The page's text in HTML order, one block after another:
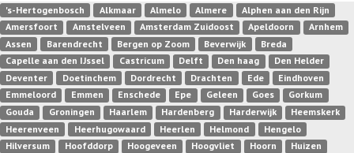
's-Hertogenbosch Alkmaar Almelo Almere
Alphen aan den Rijn
Amersfoort
Amstelveen Amsterdam Zuidoost Apeldoorn
Arnhem
Assen
Barendrecht Bergen op Zoom Beverwijk
Breda
Capelle aan den IJssel
Castricum Delft Den haag
Den Helder
Deventer
Doetinchem Dordrecht Drachten Ede
Eindhoven
Emmeloord
Emmen Enschede Epe Geleen Goes
Gorkum
Gouda
Groningen Haarlem Hardenberg Harderwijk
Heemskerk
Heerenveen
Heerhugowaard Heerlen Helmond
Hengelo
Hilversum
Hoofddorp Hoogeveen Hoogvliet Hoorn
Huizen